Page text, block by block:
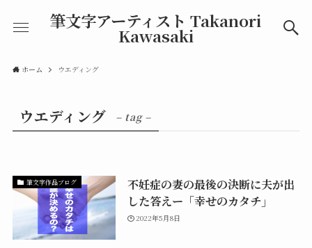
筆文字アーティスト Takanori
Kawasaki
ホーム ウエディング
ウエディング – tag –
筆文字作品ブログ
不妊症の妻の最後の決断に夫が出
した答えー「幸せのカタチ」
2022年5月8日